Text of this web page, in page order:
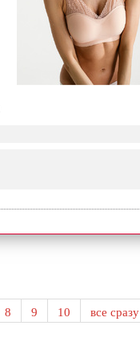
8 9 10 все сразу